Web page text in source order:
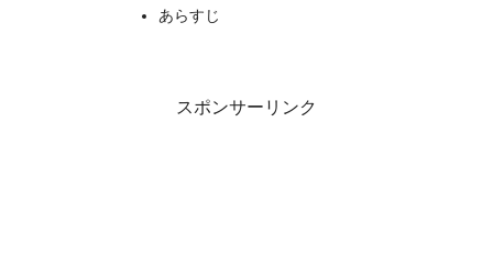
あらすじ
スポンサーリンク